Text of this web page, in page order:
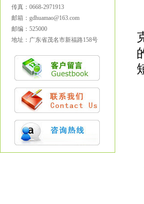
传真：0668-2971913
邮箱：gdhuamao@163.com
邮编：525000
地址：广东省茂名市新福路158号